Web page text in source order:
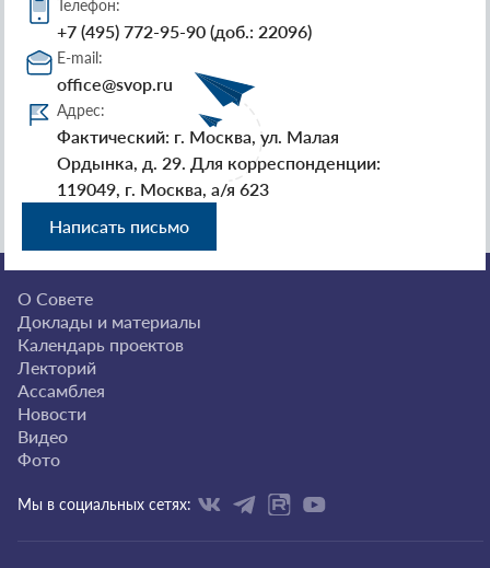
Телефон:
+7 (495) 772-95-90 (доб.: 22096)
E-mail:
office@svop.ru
Адрес:
Фактический: г. Москва, ул. Малая
Ордынка, д. 29. Для корреспонденции:
119049, г. Москва, а/я 623
Написать письмо
О Совете
Доклады и материалы
Календарь проектов
Лекторий
Ассамблея
Новости
Видео
Фото
Мы в социальных сетях: